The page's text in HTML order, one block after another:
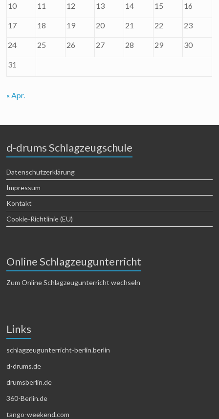
10 11 12 13 14 15 16
17 18 19 20 21 22 23
24 25 26 27 28 29 30
31
« Apr.
d-drums Schlagzeugschule
Datenschutzerklärung
Impressum
Kontakt
Cookie-Richtlinie (EU)
Online Schlagzeugunterricht
Zum Online Schlagzeugunterricht wechseln
Links
schlagzeugunterricht-berlin.berlin
d-drums.de
drumsberlin.de
360-Berlin.de
tango-weekend.com